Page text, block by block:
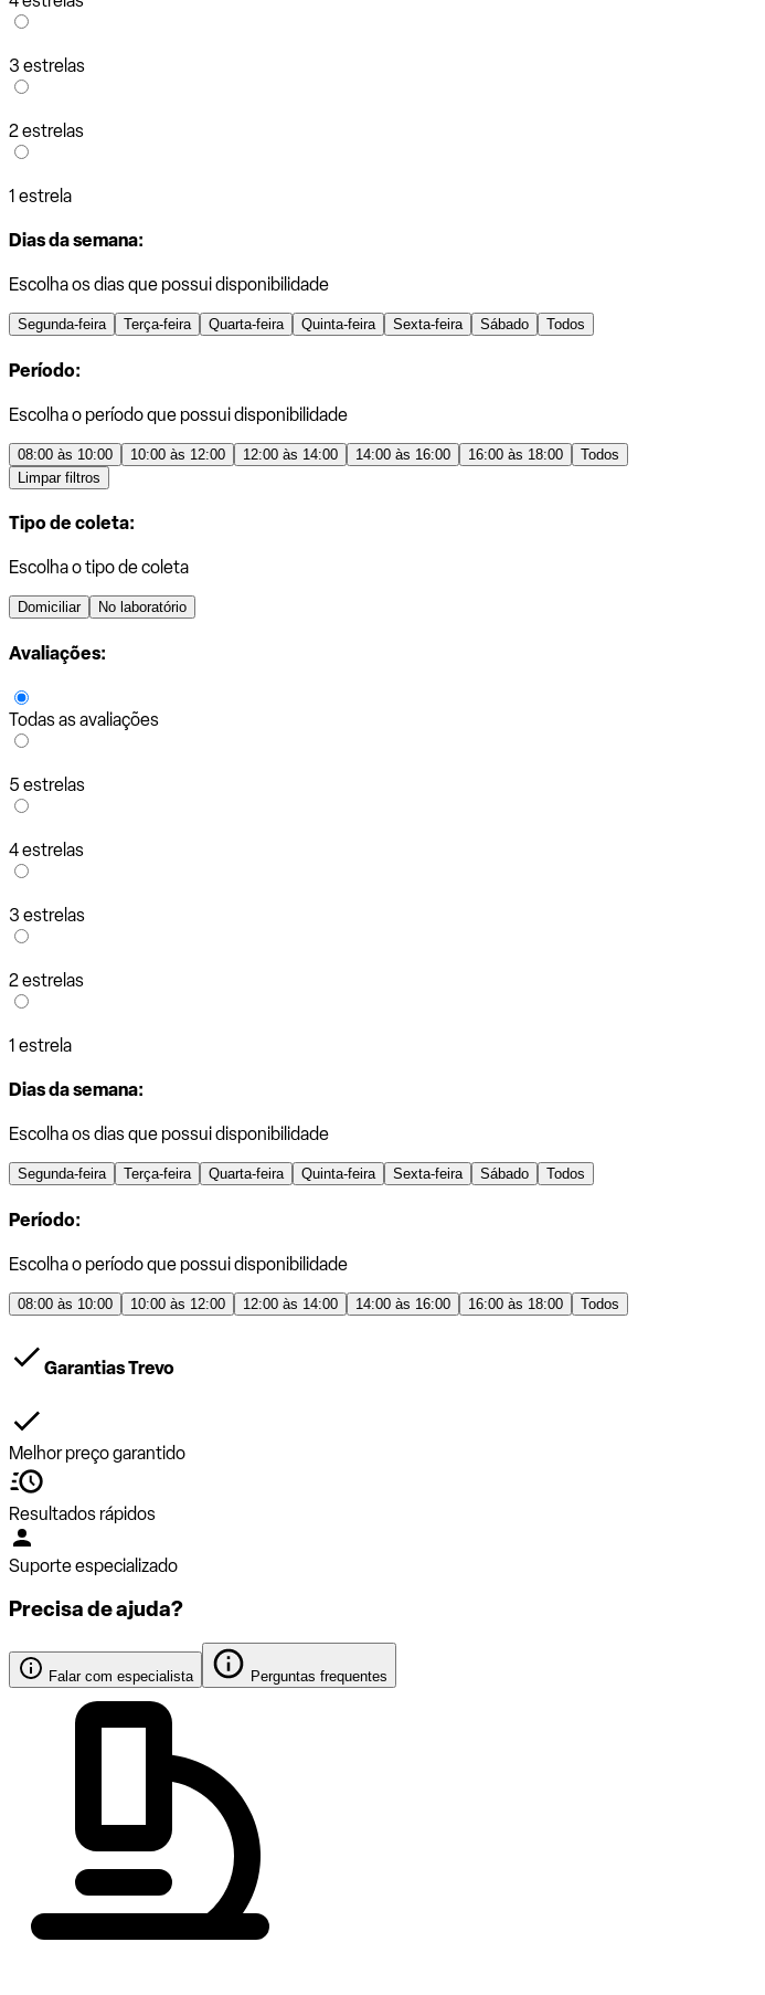
3 estrelas
2 estrelas
1 estrela
Dias da semana:
Escolha os dias que possui disponibilidade
Segunda-feira Terça-feira Quarta-feira Quinta-feira Sexta-feira Sábado Todos
Período:
Escolha o período que possui disponibilidade
08:00 às 10:00 10:00 às 12:00 12:00 às 14:00 14:00 às 16:00 16:00 às 18:00
Todos
Limpar filtros
Tipo de coleta:
Escolha o tipo de coleta
Domiciliar No laboratório
Avaliações:
Todas as avaliações
5 estrelas
4 estrelas
3 estrelas
2 estrelas
1 estrela
Dias da semana:
Escolha os dias que possui disponibilidade
Segunda-feira Terça-feira Quarta-feira Quinta-feira Sexta-feira Sábado Todos
Período:
Escolha o período que possui disponibilidade
08:00 às 10:00 10:00 às 12:00 12:00 às 14:00 14:00 às 16:00 16:00 às 18:00 Todos
Garantias Trevo
Melhor preço garantido
Resultados rápidos
Suporte especializado
Precisa de ajuda?
Falar com especialista Perguntas frequentes